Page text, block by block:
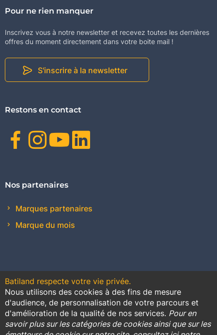
Pour ne rien manquer
Inscrivez vous à notre newsletter et recevez toutes les dernières
offres du moment directement dans votre boite mail !
S'inscrire à la newsletter
Restons en contact
Facebook
Instagram
Youtube
Nos partenaires
Marques partenaires
Marque du mois
Contact Conditions générales de vente
Promotions
Batiland respecte votre vie privée.
Nous utilisons des cookies à des fins de mesure
d'audience, de personnalisation de votre parcours et
d'amélioration de la qualité de nos services. Pour en
savoir plus sur les catégories de cookies ainsi que sur les